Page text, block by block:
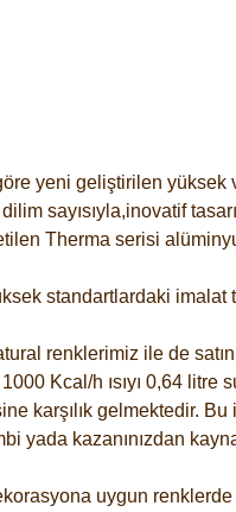
yeni geliştirilen yüksek
sayısıyla,inovatif
Therma serisi
standartlardaki
renklerimiz ile de
Kcal/h ısıyı 0,64
karşılık gelmektedir.
yada kazanınızdan
uygun